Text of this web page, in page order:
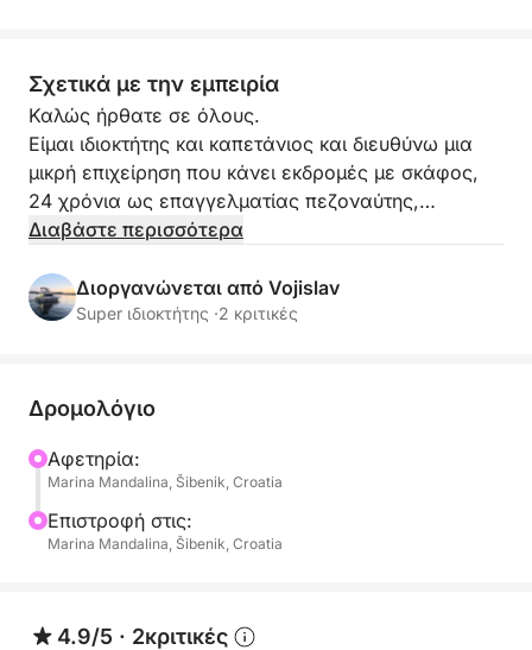
Σχετικά με την εμπειρία
Καλώς ήρθατε σε όλους.
Είμαι ιδιοκτήτης και καπετάνιος και διευθύνω μια
μικρή επιχείρηση που κάνει εκδρομές με σκάφος,
24 χρόνια ως επαγγελματίας πεζοναύτης,
αξιωματικός, κυβερνήτης σκαφών, αξιωματικός
Shepherd.
Το σκάφος είναι Trojan 36', κατασκευασμένο στις
σκεπαστή πρυμναία πλατφόρμα, πλατφόρμα
Το ταξίδι μπορεί να είναι ημερήσιο ή μισής ημέρας.
Οποιαδήποτε επιλογή μπορεί να κανονιστεί κατόπιν
αιτήματός σας, διάρκεια, φαγητό, ωραίο
εστιατόριο στο νησί, ημερήσια εκδρομή, σύντομη
Διαβάστε περισσότερα
Διοργανώνεται από Vojislav
Super ιδιοκτήτης ·2 κριτικές
Δρομολόγιο
Αφετηρία:
Marina Mandalina, Šibenik, Croatia
Επιστροφή στις:
Marina Mandalina, Šibenik, Croatia
4.9/5 · 2κριτικές